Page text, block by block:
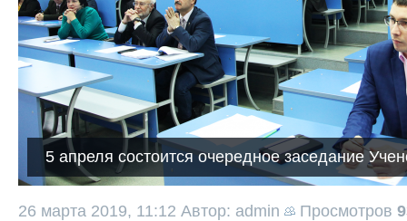
5 апреля состоится очередное заседание
26 марта 2019, 11:12 Автор: admin Просмотров